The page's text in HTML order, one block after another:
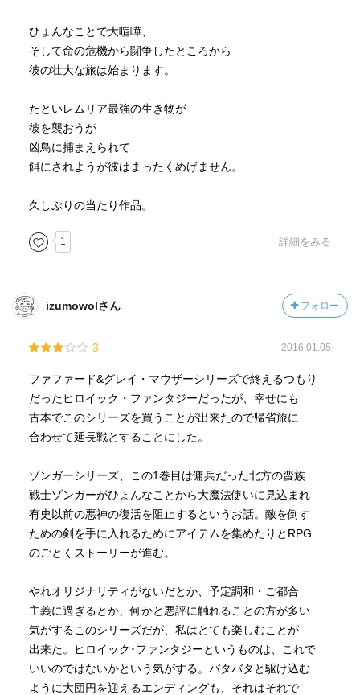
ひょんなことで大喧嘩、
そして命の危機から闘争したところから
彼の壮大な旅は始まります。
たといレムリア最強の生き物が
彼を襲おうが
凶鳥に捕まえられて
餌にされようが彼はまったくめげません。
久しぶりの当たり作品。
1 詳細をみる
izumowolさん フォロー
3 2016.01.05
ファファード&グレイ・マウザーシリーズで終えるつもり
だったヒロイック・ファンタジーだったが、幸せにも
古本でこのシリーズを買うことが出来たので帰省旅に
合わせて延長戦とすることにした。
ゾンガーシリーズ、この1巻目は傭兵だった北方の蛮族
戦士ゾンガーがひょんなことから大魔法使いに見込まれ
有史以前の悪神の復活を阻止するというお話。敵を倒す
ための剣を手に入れるためにアイテムを集めたりとRPG
のごとくストーリーが進む。
やれオリジナリティがないだとか、予定調和・ご都合
主義に過ぎるとか、何かと悪評に触れることの方が多い
気がするこのシリーズだが、私はとても楽しむことが
出来た。ヒロイック･ファンタジーというものは、これで
いいのではないかという気がする。バタバタと駆け込む
ように大団円を迎えるエンディングも、それはそれで